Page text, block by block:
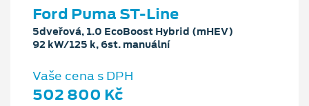
Ford Puma ST-Line
5dveřová, 1.0 EcoBoost Hybrid (mHEV)
92 kW/125 k, 6st. manuální
Vaše cena s DPH
502 800 Kč